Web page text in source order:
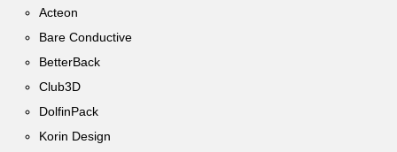
Acteon
Bare Conductive
BetterBack
Club3D
DolfinPack
Korin Design